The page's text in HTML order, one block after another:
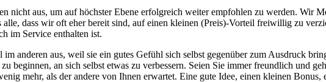
nicht aus, um auf höchster Ebene erfolgreich weiter empfohlen zu werden. Wir
dass wir oft eher bereit sind, auf einen kleinen (Preis)-Vorteil freiwillig zu
im Service enthalten ist.
anderen aus, weil sie ein gutes Gefühl sich selbst gegenüber zum Ausdruck
beginnen, an sich selbst etwas zu verbessern. Seien Sie immer freundlich und
mehr, als der andere von Ihnen erwartet. Eine gute Idee, einen kleinen